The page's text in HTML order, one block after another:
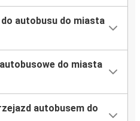
autobusu do miasta
do miasta
autobusem do